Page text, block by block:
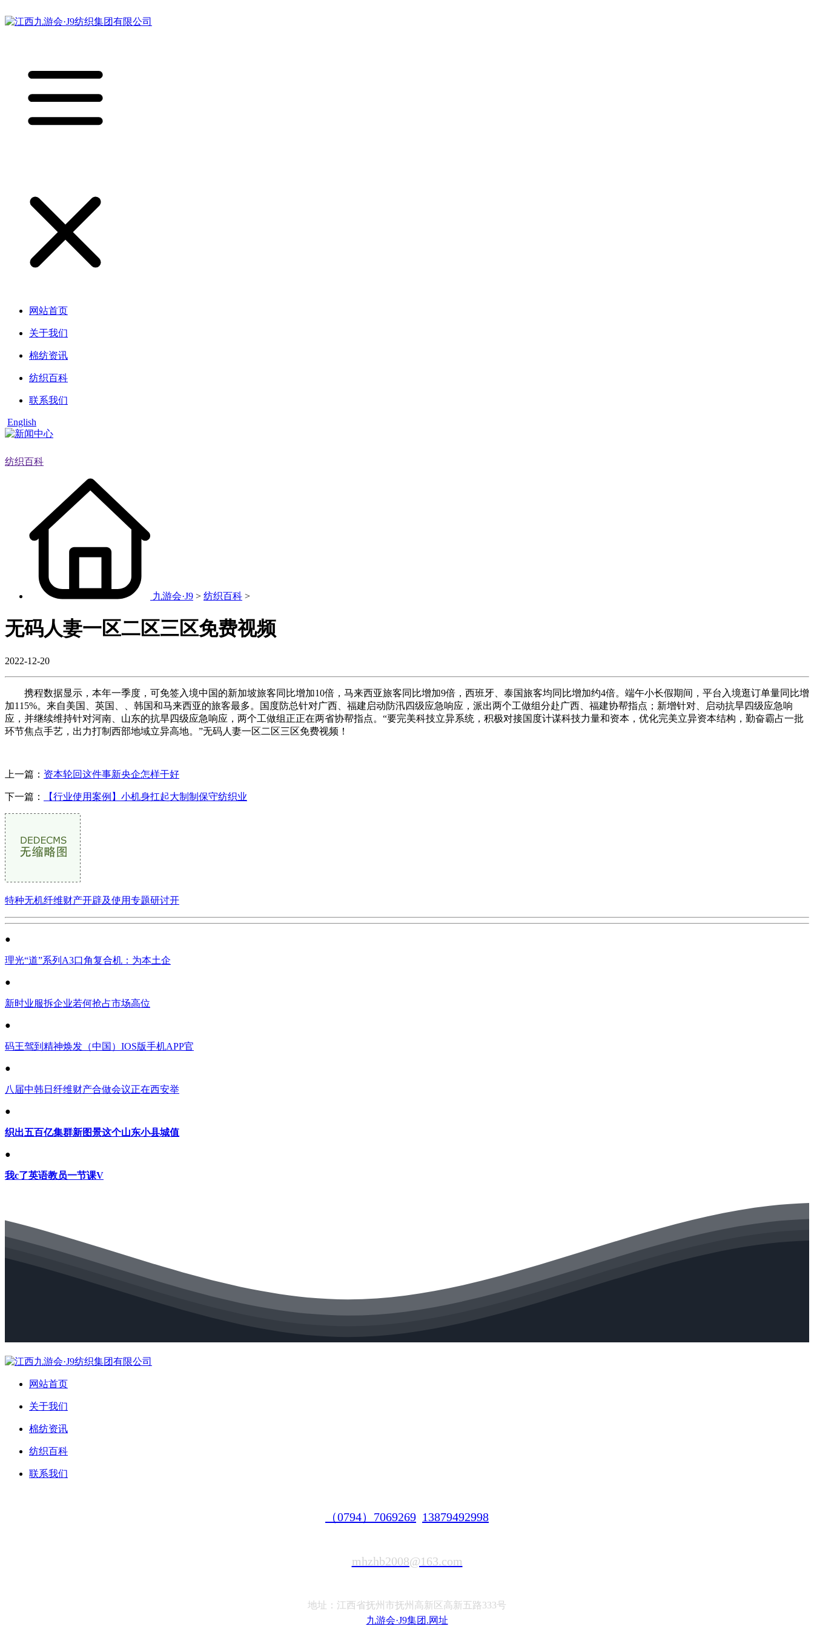
网站首页
关于我们
棉纺资讯
纺织百科
联系我们
English
纺织百科
九游会·J9 > 纺织百科 >
无码人妻一区二区三区免费视频
2022-12-20
携程数据显示，本年一季度，可免签入境中国的新加坡旅客同比增加10倍，马来西亚旅客同比增加9倍，西班牙、泰国旅客均同比增加约4倍。端午小长假期间，平台入境逛订单量同比增
加115%。来自美国、英国、、韩国和马来西亚的旅客最多。国度防总针对广西、福建启动防汛四级应急响应，派出两个工做组分赴广西、福建协帮指点；新增针对、启动抗旱四级应急响
应，并继续维持针对河南、山东的抗旱四级应急响应，两个工做组正正在两省协帮指点。“要完美科技立异系统，积极对接国度计谋科技力量和资本，优化完美立异资本结构，勤奋霸占一批
环节焦点手艺，出力打制西部地域立异高地。”无码人妻一区二区三区免费视频！
上一篇： 资本轮回这件事新央企怎样干好
下一篇： 【行业使用案例】小机身扛起大制制保守纺织业
特种无机纤维财产开辟及使用专题研讨开
●
理光“道”系列A3口角复合机：为本土企
●
新时业服拆企业若何抢占市场高位
●
码王驾到精神焕发（中国）IOS版手机APP官
●
八届中韩日纤维财产合做会议正在西安举
●
织出五百亿集群新图景这个山东小县城值
●
我c了英语教员一节课V
网站首页
关于我们
棉纺资讯
纺织百科
联系我们
（0794）7069269 13879492998
mhzhb2008@163.com
地址：江西省抚州市抚州高新区高新五路333号
九游会·J9集团.网址